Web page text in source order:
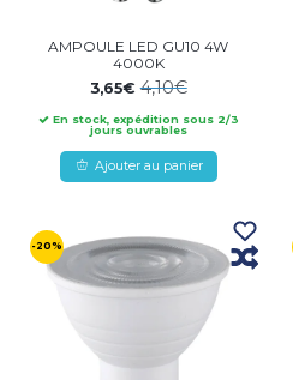
AMPOULE LED GU10 4W
4000K
3,65€4,10€
En stock, expédition sous 2/3
jours ouvrables
Ajouter au panier
-20%